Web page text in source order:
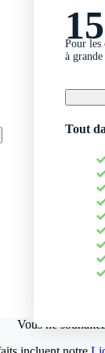
Pour les
à
Tout
Vous ne